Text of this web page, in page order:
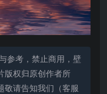
参考，禁止商用，壁
版权归原创作者所
敬请告知我们（客服